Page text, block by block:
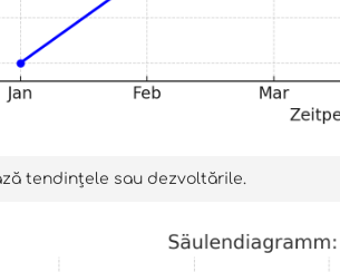
tendințele sau dezvoltările.